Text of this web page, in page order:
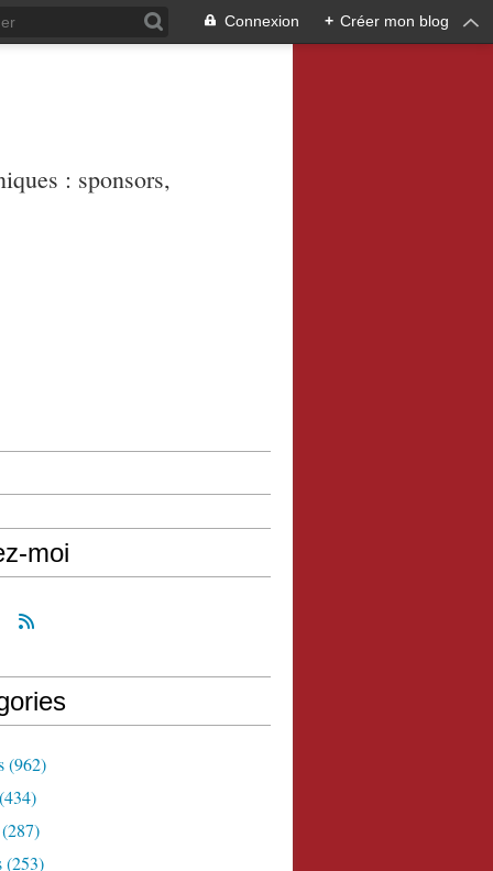
Connexion + Créer mon blog
: sponsors,
moi
(962)
(253)